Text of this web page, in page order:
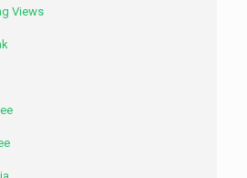
Views